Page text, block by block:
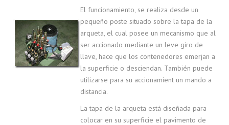
El funcionamiento, se realiza desde un
pequeño poste situado sobre la tapa de la
arqueta, el cual posee un mecanismo que al
ser accionado mediante un leve giro de
llave, hace que los contenedores emerjan a
la superficie o desciendan. También puede
utilizarse para su accionamient un mando a
distancia.
La tapa de la arqueta está diseñada para
colocar en su superficie el pavimento de